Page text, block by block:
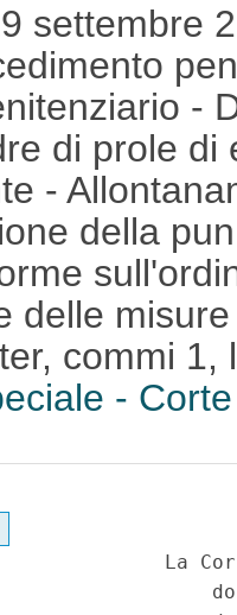
settembre
-
di prole di
-
della
delle
commi
-